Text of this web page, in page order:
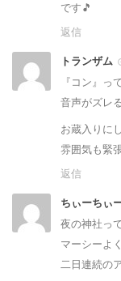
です🎵
返信
トランザム
『コン』
音声がズレ
お蔵入りに
雰囲気も緊
返信
ちぃーちぃ
夜の神社っ
マーシーよ
二日連続の